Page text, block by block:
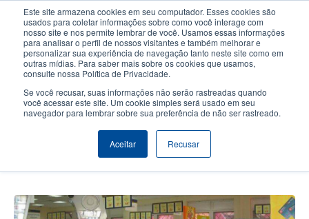
Este site armazena cookies em seu computador. Esses cookies são
usados para coletar informações sobre como você interage com
nosso site e nos permite lembrar de você. Usamos essas informações
para analisar o perfil de nossos visitantes e também melhorar e
personalizar sua experiência de navegação tanto neste site como em
outras mídias. Para saber mais sobre os cookies que usamos,
consulte nossa Política de Privacidade.
Se você recusar, suas informações não serão rastreadas quando
você acessar este site. Um cookie simples será usado em seu
navegador para lembrar sobre sua preferência de não ser rastreado.
Aceitar Recusar
conteúdo
principal
User
account
User
Header
Seletor de Produto Contactar Vendas
Rede de varejo Moi Magazin (My
Shop) escolhe as impressoras de
etiquetas TSC TTP-225